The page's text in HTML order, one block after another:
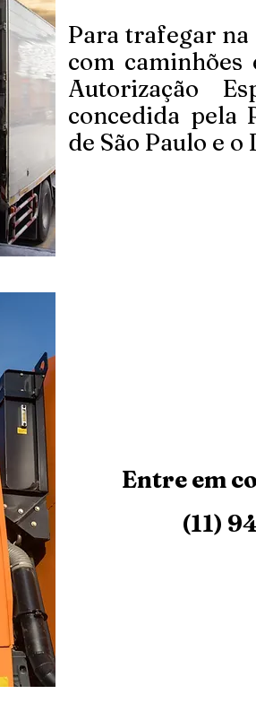
Para trafegar na
com
Autorização
concedida pela
de São Paulo e o
Entre em
(11)